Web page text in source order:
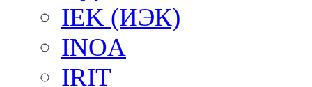
IEK (ИЭК)
INOA
IRIT